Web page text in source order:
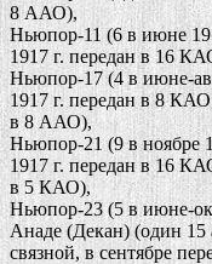
8 ААО),
Ньюпор-11 (6 в июне
1917 г. передан в 16
Ньюпор-17 (4 в июне-
1917 г. передан в 8
в 8 ААО),
Ньюпор-21 (9 в ноябре
1917 г. передан в 16
в 5 КАО),
Ньюпор-23 (5 в июне-
Анаде (Декан) (один 15
связной, в сентябре